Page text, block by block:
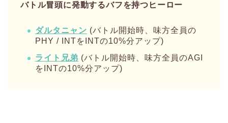
バトル冒頭に発動するバフを持つヒーロー
ダルタニャン (バトル開始時、味方全員の
PHY / INTをINTの10%分アップ)
ライト兄弟 (バトル開始時、味方全員のAGI
をINTの10%分アップ)